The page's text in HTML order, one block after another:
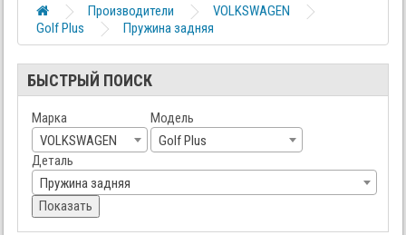
Производители
VOLKSWAGEN
Golf Plus
Пружина задняя
БЫСТРЫЙ ПОИСК
Марка
VOLKSWAGEN
Модель
Golf Plus
Деталь
Пружина задняя
Показать